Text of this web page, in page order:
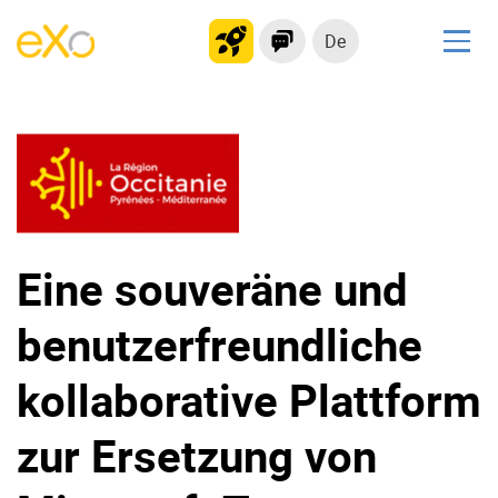
De
kollaborationsplattform
Soziales Netzwerk
Wissensmanagement
Plattform-Übersicht
Warum eXo
Internationalisierung
Kein Code
Integrationen
Kontrollierte KI
Eine souveräne und
benutzerfreundliche
kollaborative Plattform
zur Ersetzung von